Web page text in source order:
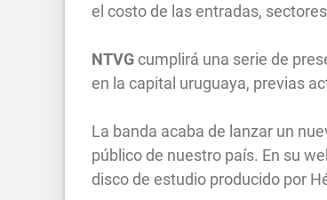
el costo de las entradas,
NTVG cumplirá una serie de
en la capital uruguaya, previas
La banda acaba de lanzar un
público de nuestro país. En su
disco de estudio producido por